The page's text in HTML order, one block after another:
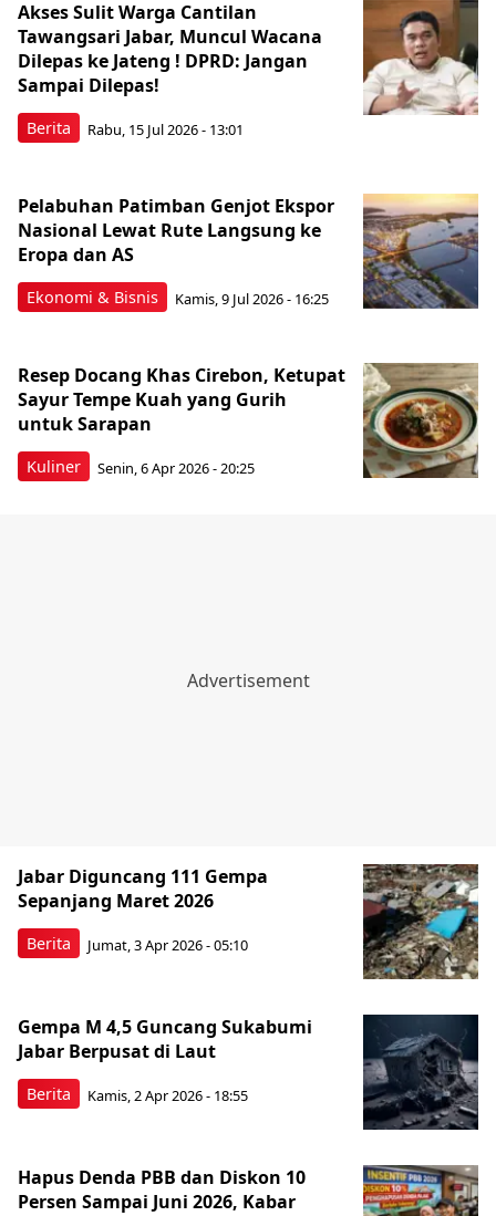
Berita
Akses Sulit Warga Cantilan
Tawangsari Jabar, Muncul Wacana
Dilepas ke Jateng ! DPRD: Jangan
Sampai Dilepas!
Rabu, 15 Jul 2026 - 13:01
Ekonomi & Bisnis
Pelabuhan Patimban Genjot Ekspor
Nasional Lewat Rute Langsung ke
Eropa dan AS
Kamis, 9 Jul 2026 - 16:25
Kuliner
Resep Docang Khas Cirebon, Ketupat
Sayur Tempe Kuah yang Gurih
untuk Sarapan
Senin, 6 Apr 2026 - 20:25
Berita
Jabar Diguncang 111 Gempa
Sepanjang Maret 2026
Jumat, 3 Apr 2026 - 05:10
Berita
Gempa M 4,5 Guncang Sukabumi
Jabar Berpusat di Laut
Kamis, 2 Apr 2026 - 18:55
Hapus Denda PBB dan Diskon 10
Persen Sampai Juni 2026, Kabar